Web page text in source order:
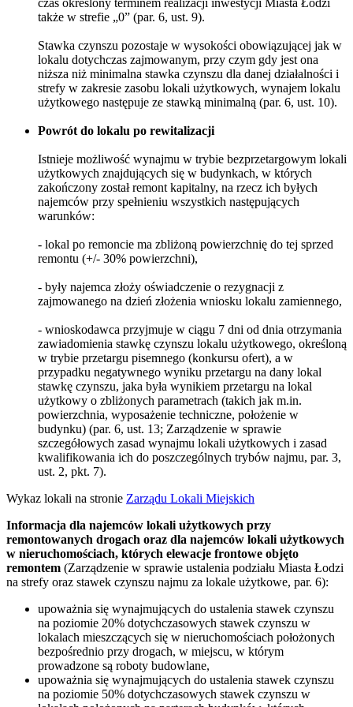
czas określony terminem realizacji inwestycji Miasta Łodzi
także w strefie „0” (par. 6, ust. 9).
Stawka czynszu pozostaje w wysokości obowiązującej jak w
lokalu dotychczas zajmowanym, przy czym gdy jest ona
niższa niż minimalna stawka czynszu dla danej działalności i
strefy w zakresie zasobu lokali użytkowych, wynajem lokalu
użytkowego następuje ze stawką minimalną (par. 6, ust. 10).
Powrót do lokalu po rewitalizacji
Istnieje możliwość wynajmu w trybie bezprzetargowym lokali
użytkowych znajdujących się w budynkach, w których
zakończony został remont kapitalny, na rzecz ich byłych
najemców przy spełnieniu wszystkich następujących
warunków:
- lokal po remoncie ma zbliżoną powierzchnię do tej sprzed
remontu (+/- 30% powierzchni),
- były najemca złoży oświadczenie o rezygnacji z
zajmowanego na dzień złożenia wniosku lokalu zamiennego,
- wnioskodawca przyjmuje w ciągu 7 dni od dnia otrzymania
zawiadomienia stawkę czynszu lokalu użytkowego, określoną
w trybie przetargu pisemnego (konkursu ofert), a w
przypadku negatywnego wyniku przetargu na dany lokal
stawkę czynszu, jaka była wynikiem przetargu na lokal
użytkowy o zbliżonych parametrach (takich jak m.in.
powierzchnia, wyposażenie techniczne, położenie w
budynku) (par. 6, ust. 13; Zarządzenie w sprawie
szczegółowych zasad wynajmu lokali użytkowych i zasad
kwalifikowania ich do poszczególnych trybów najmu, par. 3,
ust. 2, pkt. 7).
Wykaz lokali na stronie Zarządu Lokali Miejskich
Informacja dla najemców lokali użytkowych przy
remontowanych drogach oraz dla najemców lokali użytkowych
w nieruchomościach, których elewacje frontowe objęto
remontem (Zarządzenie w sprawie ustalenia podziału Miasta Łodzi
na strefy oraz stawek czynszu najmu za lokale użytkowe, par. 6):
upoważnia się wynajmujących do ustalenia stawek czynszu
na poziomie 20% dotychczasowych stawek czynszu w
lokalach mieszczących się w nieruchomościach położonych
bezpośrednio przy drogach, w miejscu, w którym
prowadzone są roboty budowlane,
upoważnia się wynajmujących do ustalenia stawek czynszu
na poziomie 50% dotychczasowych stawek czynszu w